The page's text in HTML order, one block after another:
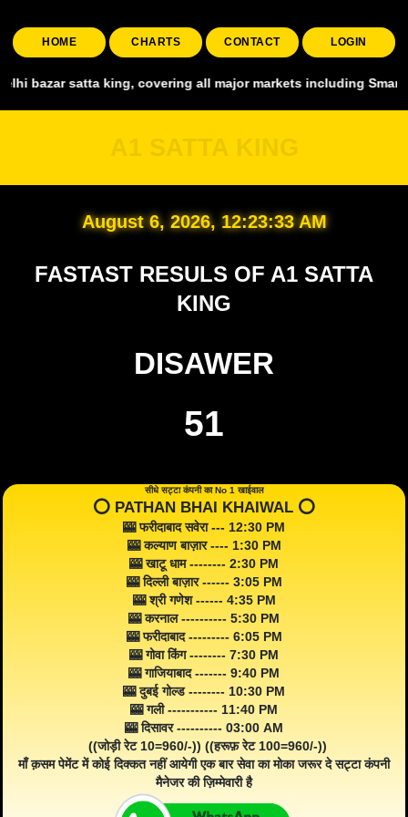
HOME CHARTS CONTACT LOGIN
king, covering all major markets including Smart Satta,
August 6, 2026, 12:23:34 AM
FASTAST RESULS OF A1 SATTA
KING
DISAWER
51
सीधे सट्टा कंपनी का No 1 खाईवाल
⭕️ PATHAN BHAI KHAIWAL ⭕️
🎰 फरीदाबाद सवेरा --- 12:30 PM
🎰 कल्याण बाज़ार ---- 1:30 PM
🎰 खाटू धाम -------- 2:30 PM
🎰 दिल्ली बाज़ार ------ 3:05 PM
🎰 श्री गणेश ------ 4:35 PM
🎰 करनाल ---------- 5:30 PM
🎰 फरीदाबाद --------- 6:05 PM
🎰 गोवा किंग -------- 7:30 PM
🎰 गाजियाबाद ------- 9:40 PM
🎰 दुबई गोल्ड -------- 10:30 PM
🎰 गली ----------- 11:40 PM
🎰 दिसावर ---------- 03:00 AM
((जोड़ी रेट 10=960/-)) ((हरूफ़ रेट 100=960/-))
माँ क़सम पेमेंट में कोई दिक्कत नहीं आयेगी एक बार सेवा का मोका जरूर दे सट्टा कंपनी
मैनेजर की ज़िम्मेवारी है